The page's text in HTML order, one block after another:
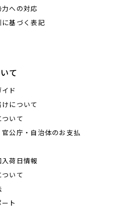
への対応
基づく表記
て
ド
について
いて
公庁・自治体のお支払
荷日情報
いて
ト